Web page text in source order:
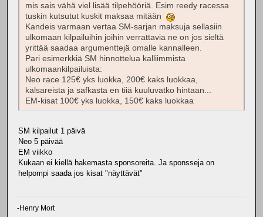
mis sais vähä viel lisää tilpehööriä. Esim reedy racessa
tuskin kutsutut kuskit maksaa mitään
Kandeis varmaan vertaa SM-sarjan maksuja sellasiin
ulkomaan kilpailuihin joihin verrattavia ne on jos sieltä
yrittää saadaa argumenttejä omalle kannalleen.
Pari esimerkkiä SM hinnottelua kalliimmista
ulkomaankilpailuista:
Neo race 125€ yks luokka, 200€ kaks luokkaa,
kalsareista ja safkasta en tiiä kuuluvatko hintaan...
EM-kisat 100€ yks luokka, 150€ kaks luokkaa
SM kilpailut 1 päivä
Neo 5 päivää
EM viikko
Kukaan ei kiellä hakemasta sponsoreita. Ja sponsseja on
helpompi saada jos kisat "näyttävät"
-Henry Mort